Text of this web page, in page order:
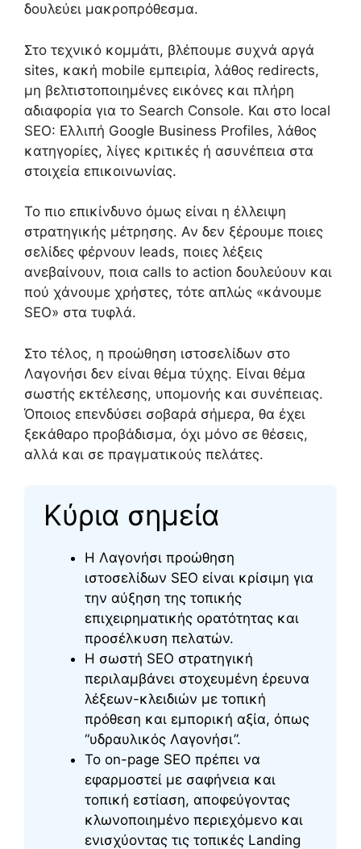
δουλεύει μακροπρόθεσμα.
Στο τεχνικό κομμάτι, βλέπουμε συχνά αργά
sites, κακή mobile εμπειρία, λάθος redirects,
μη βελτιστοποιημένες εικόνες και πλήρη
αδιαφορία για το Search Console. Και στο local
SEO: Ελλιπή Google Business Profiles, λάθος
κατηγορίες, λίγες κριτικές ή ασυνέπεια στα
στοιχεία επικοινωνίας.
Το πιο επικίνδυνο όμως είναι η έλλειψη
στρατηγικής μέτρησης. Αν δεν ξέρουμε ποιες
σελίδες φέρνουν leads, ποιες λέξεις
ανεβαίνουν, ποια calls to action δουλεύουν και
πού χάνουμε χρήστες, τότε απλώς «κάνουμε
SEO» στα τυφλά.
Στο τέλος, η προώθηση ιστοσελίδων στο
Λαγονήσι δεν είναι θέμα τύχης. Είναι θέμα
σωστής εκτέλεσης, υπομονής και συνέπειας.
Όποιος επενδύσει σοβαρά σήμερα, θα έχει
ξεκάθαρο προβάδισμα, όχι μόνο σε θέσεις,
αλλά και σε πραγματικούς πελάτες.
Κύρια σημεία
Η Λαγονήσι προώθηση
ιστοσελίδων SEO είναι κρίσιμη για
την αύξηση της τοπικής
επιχειρηματικής ορατότητας και
προσέλκυση πελατών.
Η σωστή SEO στρατηγική
περιλαμβάνει στοχευμένη έρευνα
λέξεων-κλειδιών με τοπική
πρόθεση και εμπορική αξία, όπως
“υδραυλικός Λαγονήσι”.
Το on-page SEO πρέπει να
εφαρμοστεί με σαφήνεια και
τοπική εστίαση, αποφεύγοντας
κλωνοποιημένο περιεχόμενο και
ενισχύοντας τις τοπικές Landing